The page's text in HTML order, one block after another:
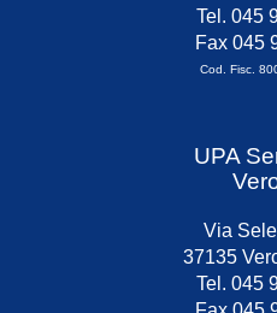
Tel. 045
Fax 045
Cod. Fisc.
UPA
Via
37135
Tel. 045